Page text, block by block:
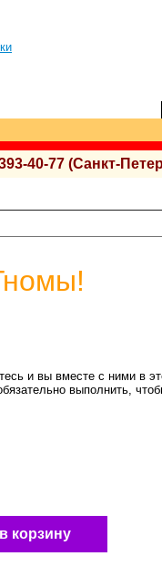
40-77 (Санкт-
и вы вместе с ними в
выполнить,
в корзину